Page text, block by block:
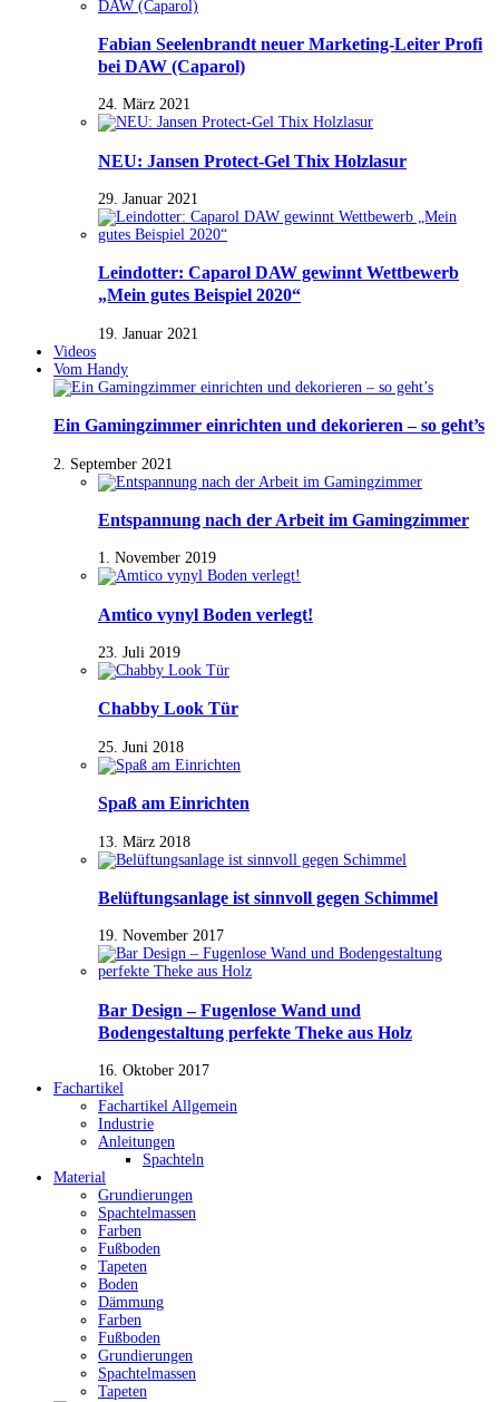
Fabian Seelenbrandt neuer Marketing-Leiter Profi
bei DAW (Caparol)
24. März 2021
NEU: Jansen Protect-Gel Thix Holzlasur
29. Januar 2021
Leindotter: Caparol DAW gewinnt Wettbewerb
„Mein gutes Beispiel 2020“
19. Januar 2021
Videos
Vom Handy
Ein Gamingzimmer einrichten und dekorieren – so geht’s
2. September 2021
Entspannung nach der Arbeit im Gamingzimmer
1. November 2019
Amtico vynyl Boden verlegt!
23. Juli 2019
Chabby Look Tür
25. Juni 2018
Spaß am Einrichten
13. März 2018
Belüftungsanlage ist sinnvoll gegen Schimmel
19. November 2017
Bar Design – Fugenlose Wand und
Bodengestaltung perfekte Theke aus Holz
16. Oktober 2017
Fachartikel
Fachartikel Allgemein
Industrie
Anleitungen
Spachteln
Material
Grundierungen
Spachtelmassen
Farben
Fußboden
Tapeten
Boden
Dämmung
Farben
Fußboden
Grundierungen
Spachtelmassen
Tapeten